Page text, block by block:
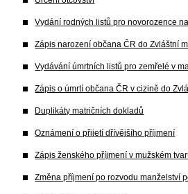
Vydání rodných listů pro novorozence
Zápis narození občana ČR do Zvláštní
Vydávání úmrtních listů pro zemřelé v
Zápis o úmrtí občana ČR v cizině do
Duplikáty matričních dokladů
Oznámení o přijetí dřívějšího příjmení
Zápis ženského příjmení v mužském
Změna příjmení po rozvodu manželství